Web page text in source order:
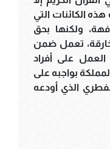
الكائنات التي
ولكنها بحق
تعمل ضمن
على أفراد
بواجبه على
الذي أودعه